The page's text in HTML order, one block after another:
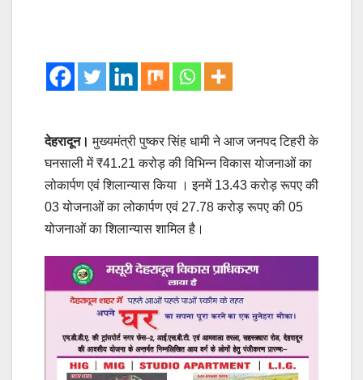
देहरादून। मुख्यमंत्री पुष्कर सिंह धामी ने आज जनपद टिहरी के
घनसाली में ₹41.21 करोड़ की विभिन्न विकास योजनाओं का
लोकार्पण एवं शिलान्यास किया । इनमें 13.43 करोड़ रूपए की
03 योजनाओं का लोकार्पण एवं 27.78 करोड़ रूपए की 05
योजनाओं का शिलान्यास शामिल है।